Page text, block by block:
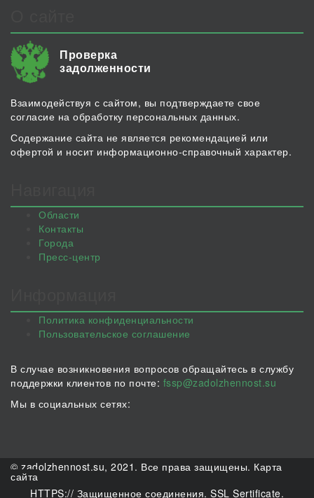
Проверка
задолженности
Взаимодействуя с сайтом, вы подтверждаете свое
согласие на обработку персональных данных.
Содержание сайта не является рекомендацией или
офертой и носит информационно-справочный характер.
Области
Контакты
Города
Пресс-центр
Политика конфиденциальности
Пользовательское соглашение
В случае возникновения вопросов обращайтесь в службу
поддержки клиентов по почте: fssp@zadolzhennost.su
Мы в социальных сетях:
© zadolzhennost.su, 2021. Все права защищены. Карта
сайта
HTTPS:// Защищенное соединения. SSL Sertificate.